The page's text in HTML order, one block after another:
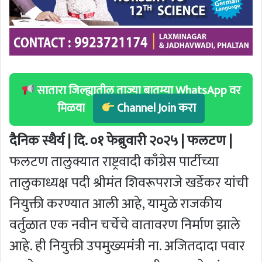
सातारा जिल्ह्यातील ताज्या बातम्या WhatsApp वर
मिळवा
Channel Join करा
दैनिक स्थैर्य | दि. ०१ फेब्रुवारी २०२५ | फलटण |
फलटण तालुक्यात राष्ट्रवादी काँग्रेस पार्टीच्या
तालुकाध्यक्ष पदी श्रीमंत शिवरूपराजे खर्डेकर यांची
नियुक्ती करण्यात आली आहे, यामुळे राजकीय
वर्तुळात एक नवीन चर्चेचे वातावरण निर्माण झाले
आहे. ही नियुक्ती उपमुख्यमंत्री ना. अजितदादा पवार